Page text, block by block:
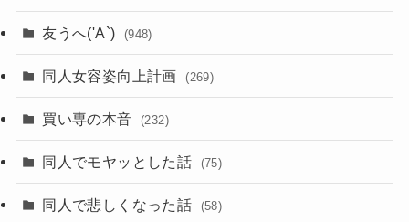
友うへ('A`) (948)
同人女容姿向上計画 (269)
買い専の本音 (232)
同人でモヤッとした話 (75)
同人で悲しくなった話 (58)